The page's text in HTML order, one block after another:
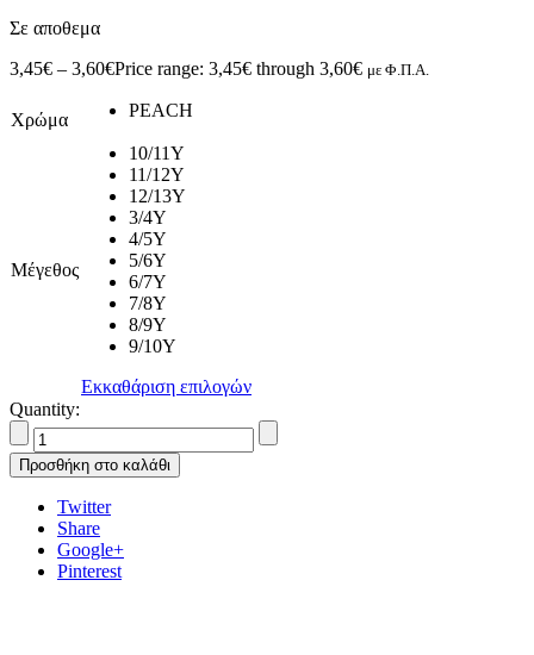
Σε αποθεμα
3,45€ – 3,60€Price range: 3,45€ through 3,60€ με Φ.Π.Α.
Χρώμα PEACH
Μέγεθος
10/11Y
11/12Y
12/13Y
3/4Y
4/5Y
5/6Y
6/7Y
7/8Y
8/9Y
9/10Y
Εκκαθάριση επιλογών
Quantity:
Προσθήκη στο καλάθι
Twitter
Share
Google+
Pinterest